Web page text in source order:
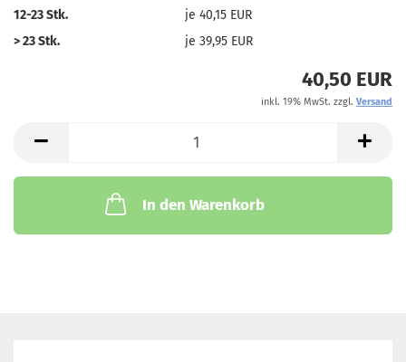
12-23 Stk.
je 40,15 EUR
> 23 Stk.
je 39,95 EUR
40,50 EUR
inkl. 19% MwSt. zzgl. Versand
In den Warenkorb